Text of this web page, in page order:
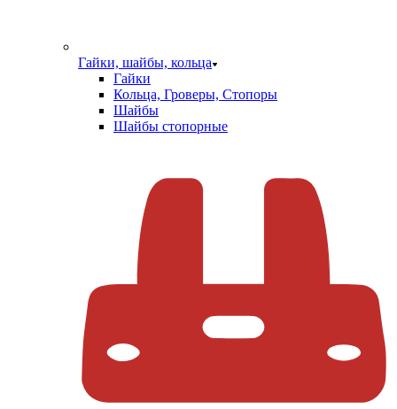
Гайки, шайбы, кольца
Гайки
Кольца, Гроверы, Стопоры
Шайбы
Шайбы стопорные